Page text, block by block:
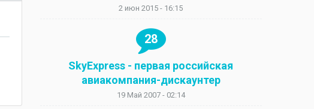
2 июн 2015 - 16:15
28
SkyExpress - первая российская
авиакомпания-дискаунтер
19 Май 2007 - 02:14